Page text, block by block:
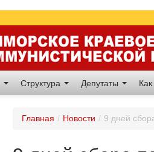
Структура Депутаты
Главная / Новости / 9 дней